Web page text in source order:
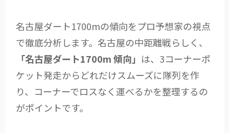
名古屋ダート1700mの傾向をプロ予想家の視点
で徹底分析します。名古屋の中距離戦らしく、
「名古屋ダート1700m 傾向」 は、3コーナーポ
ケット発走からどれだけスムーズに隊列を作
り、コーナーでロスなく運べるかを整理するの
がポイントです。